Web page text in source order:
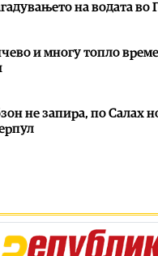
на водата во
и многу топло
не запира, по Салах
|Синер е добро, ќе